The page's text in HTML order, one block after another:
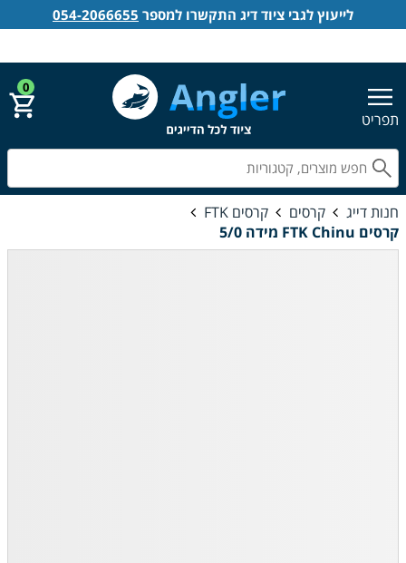
תפריט
0
חנות דייג קרסים
קרסים FTK
קרסים FTK Chinu מידה 5/0
לייעוץ לגבי ציוד דיג התקשרו למספר 054-2066655